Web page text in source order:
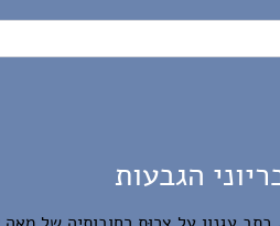
הגבעות